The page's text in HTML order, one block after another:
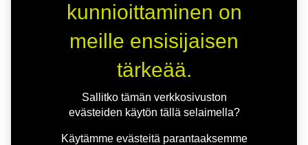
kunnioittaminen on
meille ensisijaisen
tärkeää.
Sallitko tämän verkkosivuston
evästeiden käytön tällä selaimella?
Käytämme evästeitä parantaaksemme